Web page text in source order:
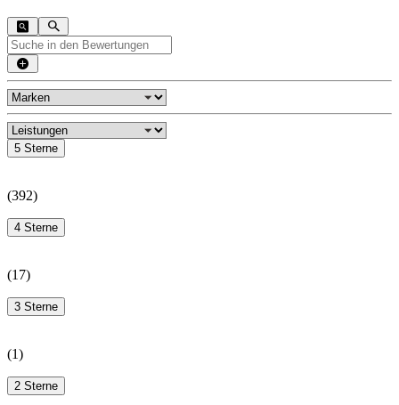
5 Sterne
(392)
4 Sterne
(17)
3 Sterne
(1)
2 Sterne